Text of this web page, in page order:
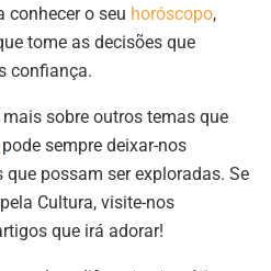
conhecer o seu horóscopo,
tome as decisões que
confiança.
sobre outros temas que
pode sempre deixar-nos
possam ser exploradas. Se
Cultura, visite-nos
que irá adorar!